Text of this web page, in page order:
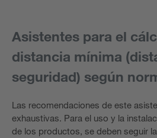
Asistentes para el
distancia mínima
seguridad) según
Las recomendaciones de este
exhaustivas. Para el uso y la
de los productos, se deben seguir